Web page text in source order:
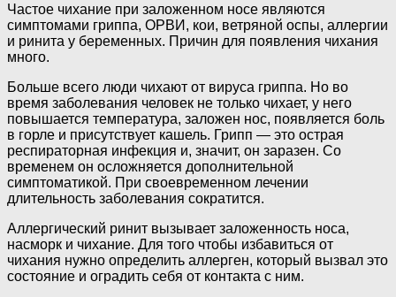
Частое чихание при заложенном носе являются
симптомами гриппа, ОРВИ, кои, ветряной оспы, аллергии
и ринита у беременных. Причин для появления чихания
много.
Больше всего люди чихают от вируса гриппа. Но во
время заболевания человек не только чихает, у него
повышается температура, заложен нос, появляется боль
в горле и присутствует кашель. Грипп — это острая
респираторная инфекция и, значит, он заразен. Со
временем он осложняется дополнительной
симптоматикой. При своевременном лечении
длительность заболевания сократится.
Аллергический ринит вызывает заложенность носа,
насморк и чихание. Для того чтобы избавиться от
чихания нужно определить аллерген, который вызвал это
состояние и оградить себя от контакта с ним.